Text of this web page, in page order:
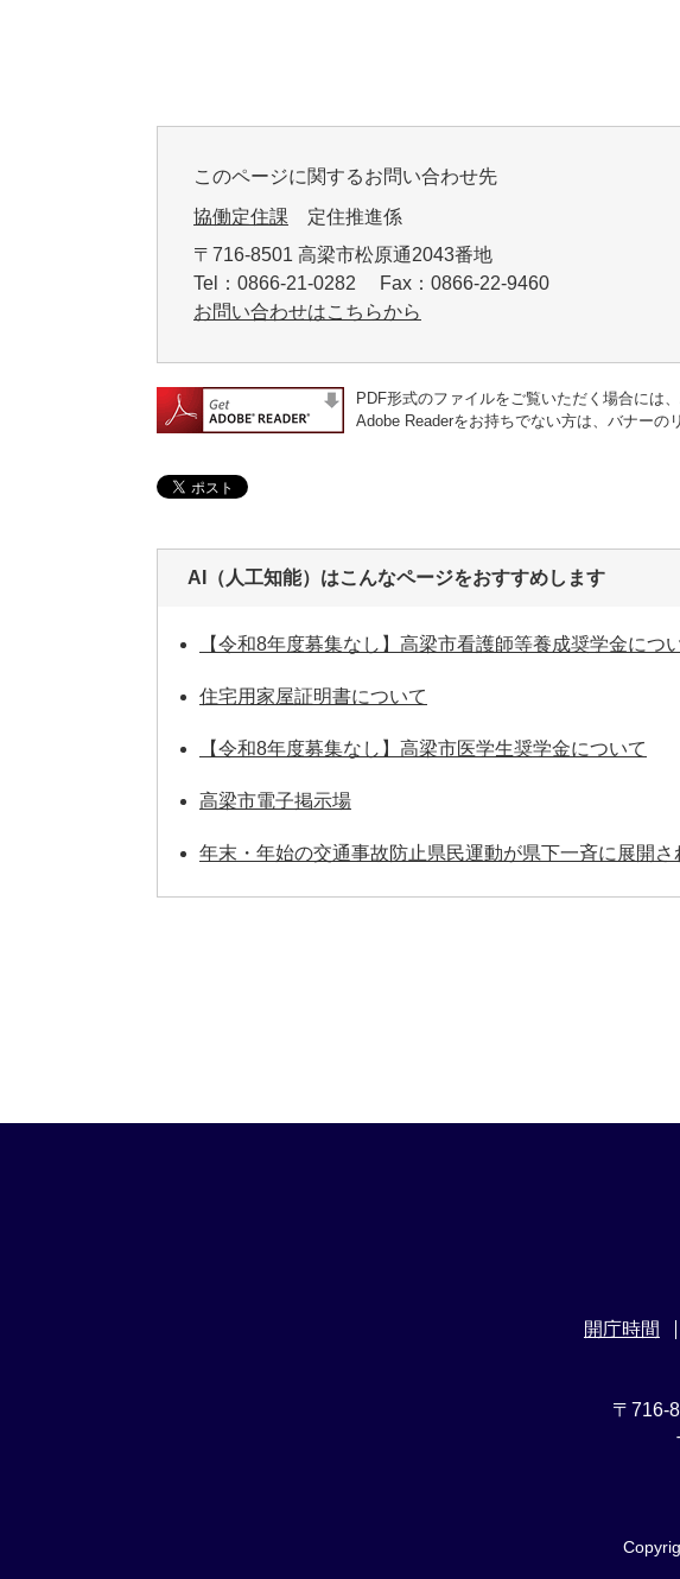
このページに関するお問い合わせ先
協働定住課 定住推進係
〒716-8501 高梁市松原通2043番地
Tel：0866-21-0282 Fax：0866-22-9460
お問い合わせはこちらから
PDF形式のファイルをご覧いただく場合には
Adobe Readerをお持ちでない方は、バナーの
AI（人工知能）はこんなページをおすすめします
【令和8年度募集なし】高梁市看護師等養成奨学金につ
住宅用家屋証明書について
【令和8年度募集なし】高梁市医学生奨学金について
高梁市電子掲示場
年末・年始の交通事故防止県民運動が県下一斉に展開さ
開庁時間
〒716-